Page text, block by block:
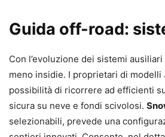
Guida off-road:
Con l’evoluzione dei sistemi
meno insidie. I proprietari di modelli
possibilità di ricorrere ad efficienti
sicura su neve e fondi scivolosi.
selezionabili, prevede una